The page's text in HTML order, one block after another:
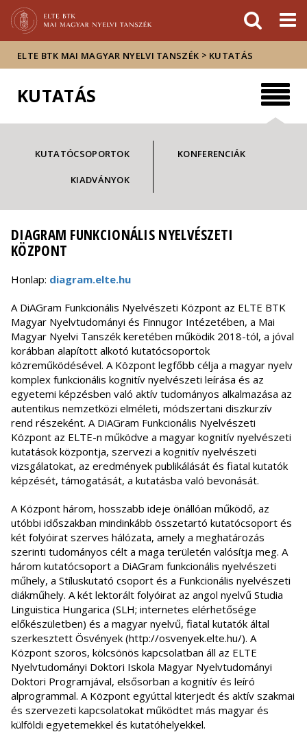
sajtóban
ELTE BTK MAI MAGYAR NYELVI TANSZÉK > KUTATÁS
KUTATÁS
KUTATÓCSOPORTOK
KIADVÁNYOK
KONFERENCIÁK
DIAGRAM FUNKCIONÁLIS NYELVÉSZETI
KÖZPONT
Honlap: diagram.elte.hu
A DiAGram Funkcionális Nyelvészeti Központ az ELTE BTK
Magyar Nyelvtudományi és Finnugor Intézetében, a Mai
Magyar Nyelvi Tanszék keretében működik 2018-tól, a jóval
korábban alapított alkotó kutatócsoportok
közreműködésével. A Központ legfőbb célja a magyar nyelv
komplex funkcionális kognitív nyelvészeti leírása és az
egyetemi képzésben való aktív tudományos alkalmazása az
autentikus nemzetközi elméleti, módszertani diszkurzív
rend részeként. A DiAGram Funkcionális Nyelvészeti
Központ az ELTE-n működve a magyar kognitív nyelvészeti
kutatások központja, szervezi a kognitív nyelvészeti
vizsgálatokat, az eredmények publikálását és fiatal kutatók
képzését, támogatását, a kutatásba való bevonását.
A Központ három, hosszabb ideje önállóan működő, az
utóbbi időszakban mindinkább összetartó kutatócsoport és
két folyóirat szerves hálózata, amely a meghatározás
szerinti tudományos célt a maga területén valósítja meg. A
három kutatócsoport a DiAGram funkcionális nyelvészeti
műhely, a Stíluskutató csoport és a Funkcionális nyelvészeti
diákműhely. A két lektorált folyóirat az angol nyelvű Studia
Linguistica Hungarica (SLH; internetes elérhetősége
előkészületben) és a magyar nyelvű, fiatal kutatók által
szerkesztett Ösvények (http://osvenyek.elte.hu/). A
Központ szoros, kölcsönös kapcsolatban áll az ELTE
Nyelvtudományi Doktori Iskola Magyar Nyelvtudományi
Doktori Programjával, elsősorban a kognitív és leíró
alprogrammal. A Központ egyúttal kiterjedt és aktív szakmai
és szervezeti kapcsolatokat működtet más magyar és
külföldi egyetemekkel és kutatóhelyekkel.